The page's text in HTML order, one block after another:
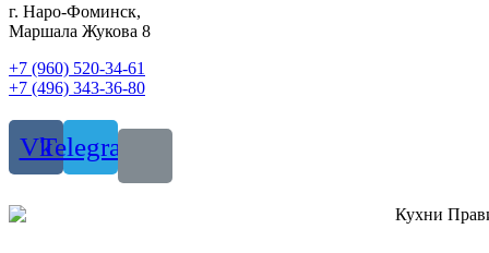
г. Наро-Фоминск,
Маршала Жукова 8
+7 (960) 520-34-61
+7 (496) 343-36-80
VkTelegram